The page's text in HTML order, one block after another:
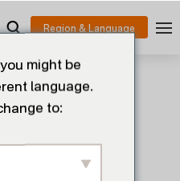
might be
language.
to: